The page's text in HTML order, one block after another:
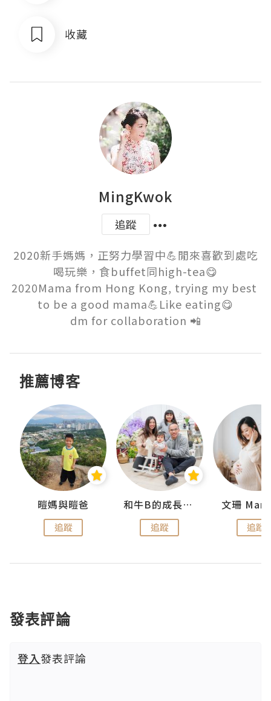
收藏
MingKwok
追蹤
2020新手媽媽，正努力學習中💪閒來喜歡到處吃
喝玩樂，食buffet同high-tea😋
2020Mama from Hong Kong, trying my best
to be a good mama💪Like eating😋
dm for collaboration 📲
推薦博客
暟媽與暟爸
追蹤
和牛B的成長日記
追蹤
文珊
追蹤
發表評論
登入發表評論